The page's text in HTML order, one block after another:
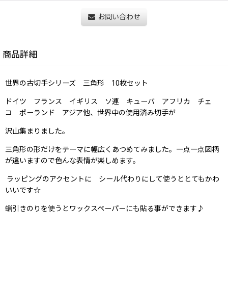
お問い合わせ
商品詳細
世界の古切手シリーズ 三角形 10枚セット
ドイツ フランス イギリス ソ連 キューバ アフリカ チェ
コ ポーランド アジア他、世界中の使用済み切手が
沢山集まりました。
三角形の形だけをテーマに幅広くあつめてみました。一点一点図柄
が違いますので色んな表情が楽しめます。
ラッピングのアクセントに シール代わりにして使うととてもかわ
いいです☆
蝋引きのりを使うとワックスペーパーにも貼る事ができます♪